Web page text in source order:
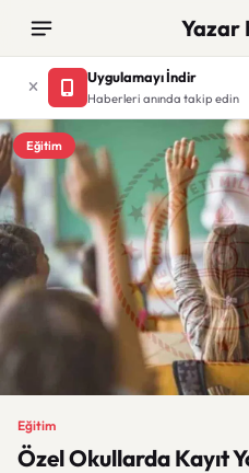
Yazar
Uygulamayı İndir
Haberleri anında takip edin
Eğitim
Eğitim
Özel Okullarda Kayıt